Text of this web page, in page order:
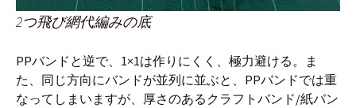
2つ飛び網代編みの底
PPバンドと逆で、1×1は作りにくく、極力避ける。ま
た、同じ方向にバンドが並列に並ぶと、PPバンドでは重
なってしまいますが、厚さのあるクラフトバンド/紙バン